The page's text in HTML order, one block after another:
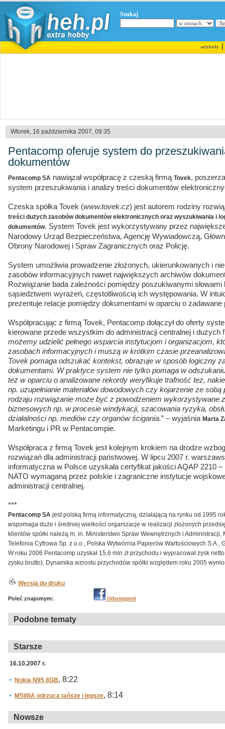
Szukaj
artykuły|
Wtorek, 16 października 2007, 09:35
Pentacomp oferuje system do
dokumentów
Pentacomp SA nawiązał współpracę z czeską firmą Tovek,
system przeszukiwania i analizy treści dokumentów
Czeska spółka Tovek (www.tovek.cz) jest autorem rodziny
treści dużych zasobów dokumentów elektronicznych oraz wyszukiwania i
dokumentów. System Tovek jest wykorzystywany przez
Narodowy Urząd Bezpieczeństwa, Agencję Wywiadowczą,
Obrony Narodowej i Spraw Zagranicznych oraz Policję.
System umożliwia prowadzenie złożonych, ukierunkowanych i
zasobów informacyjnych nawet największych archiwów
Rozwiązanie bada zależności pomiędzy poszukiwanymi
sąsiedztwem wyrażeń, częstotliwością ich występowania. W
prezentuje relacje pomiędzy dokumentami w oparciu o
Współpracując z firmą Tovek, Pentacomp dołączył do oferty
kierowane przede wszystkim do administracji centralnej i dużych
możemy udzielić pełnego wsparcia instytucjom i organizacjom,
zasobach informacyjnych i muszą w krótkim czasie
Tovek pomaga odszukać kontekst, obrazuje w sposób logiczny
dokumentami. W praktyce system nie tylko pomaga w
też w oparciu o analizowane rekordy weryfikuje trafność tez,
np. uzupełnianie materiałów dowodowych czy kojarzenie ze
rodzaju rozwiązanie może być z powodzeniem wykorzystywane
biznesowych np. w procesie windykacji, szacowania ryzyka,
działalności np. mediów czy organów ścigania.” – wyjaśnia Marta
Marketingu i PR w Pentacompie.
Współpraca z firmą Tovek jest kolejnym krokiem na drodze
rozwiązań dla administracji państwowej. W lipcu 2007 r.
informatyczna w Polsce uzyskała certyfikat jakości AQAP 2210
NATO wymaganą przez polskie i zagraniczne instytucje
administracji centralnej.
***
Pentacomp SA jest polską firmą informatyczną, działającą na rynku od 1995
wspomaga duże i średniej wielkości organizacje w realizacji złożonych
klientów spółki należą m. in. Ministerstwo Spraw Wewnętrznych i
Telefonia Cyfrowa Sp. z o.o., Polska Wytwórnia Papierów Wartościowych S.A.,
W roku 2006 Pentacomp uzyskał 15,6 mln zł przychodu i wypracował zysk
zysku brutto). Dynamika wzrostu przychodów spółki względem roku 2005
Wersja do druku
Poleć znajomym: Udostępnij
Podobne tematy
Starsze
16.10.2007 r.
Nokia N95 8GB, 8:22
MSWiA odrzuca tańsze i lepsze, 8:14
Nowsze